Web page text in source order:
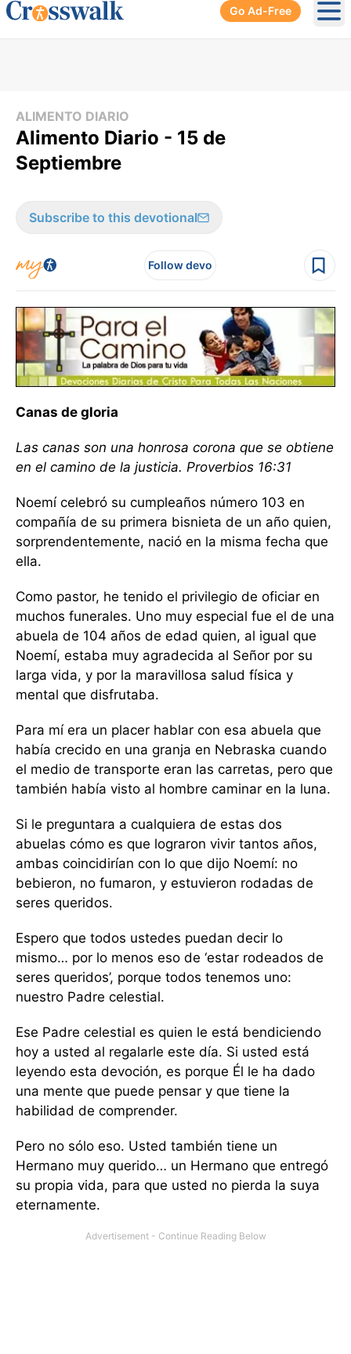
Go Ad-Free
ALIMENTO DIARIO
Alimento Diario - 15 de
Septiembre
Subscribe to this devotional
Follow devo
Canas de gloria
Las canas son una honrosa corona que se obtiene
en el camino de la justicia. Proverbios 16:31
Noemí celebró su cumpleaños número 103 en
compañía de su primera bisnieta de un año quien,
sorprendentemente, nació en la misma fecha que
ella.
Como pastor, he tenido el privilegio de oficiar en
muchos funerales. Uno muy especial fue el de una
abuela de 104 años de edad quien, al igual que
Noemí, estaba muy agradecida al Señor por su
larga vida, y por la maravillosa salud física y
mental que disfrutaba.
Para mí era un placer hablar con esa abuela que
había crecido en una granja en Nebraska cuando
el medio de transporte eran las carretas, pero que
también había visto al hombre caminar en la luna.
Si le preguntara a cualquiera de estas dos
abuelas cómo es que lograron vivir tantos años,
ambas coincidirían con lo que dijo Noemí: no
bebieron, no fumaron, y estuvieron rodadas de
seres queridos.
Espero que todos ustedes puedan decir lo
mismo… por lo menos eso de ‘estar rodeados de
seres queridos’, porque todos tenemos uno:
nuestro Padre celestial.
Ese Padre celestial es quien le está bendiciendo
hoy a usted al regalarle este día. Si usted está
leyendo esta devoción, es porque Él le ha dado
una mente que puede pensar y que tiene la
habilidad de comprender.
Pero no sólo eso. Usted también tiene un
Hermano muy querido… un Hermano que entregó
su propia vida, para que usted no pierda la suya
eternamente.